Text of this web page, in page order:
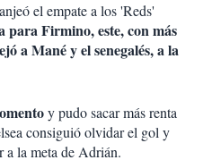
el empate a los 'Reds'
para Firmino, este, con más
a Mané y el senegalés, a la
y pudo sacar más renta
consiguió olvidar el gol y
la meta de Adrián.